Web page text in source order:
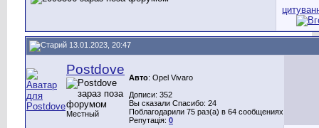
13.01.2023, 20:47
Postdove
Местный
Авто: Opel Vivaro
Дописи: 352
Вы сказали Спасибо: 24
Поблагодарили 75 раз(а) в 64 сообщениях
Репутація: 0